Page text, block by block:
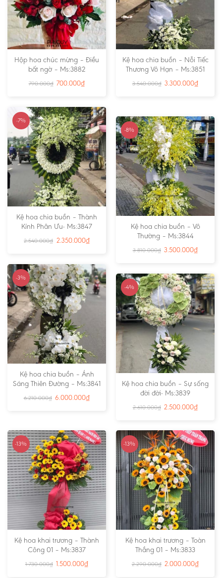
Hộp hoa chúc mừng – Điều
bất ngờ – Ms:3882
790.000₫ 700.000₫
Kệ hoa chia buồn – Nỗi Tiếc
Thương Vô Hạn – Ms:3851
3.540.000₫ 3.300.000₫
-7%
Kệ hoa chia buồn – Thành
Kính Phân Ưu- Ms:3847
2.540.000₫ 2.350.000₫
-8%
Kệ hoa chia buồn – Vô
Thường – Ms:3844
3.810.000₫ 3.500.000₫
-3%
Kệ hoa chia buồn – Ánh
Sáng Thiên Đường – Ms:3841
6.210.000₫ 6.000.000₫
-4%
Kệ hoa chia buồn – Sự sống
đời đời- Ms:3839
2.610.000₫ 2.500.000₫
-13%
Kệ hoa khai trương – Thành
Công 01 – Ms:3837
1.730.000₫ 1.500.000₫
-13%
Kệ hoa khai trương – Toàn
Thắng 01 – Ms:3833
2.290.000₫ 2.000.000₫